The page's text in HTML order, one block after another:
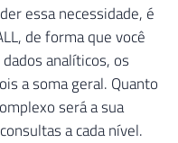
essa necessidade, é
de forma que você
analíticos, os
a soma geral. Quanto
será a sua
a cada nível.